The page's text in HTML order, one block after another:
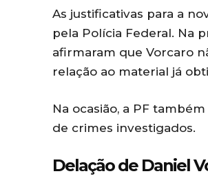
As justificativas para a
pela Polícia Federal. Na
afirmaram que Vorcaro
relação ao material já
Na ocasião, a PF
de crimes investigados.
Delação de Daniel